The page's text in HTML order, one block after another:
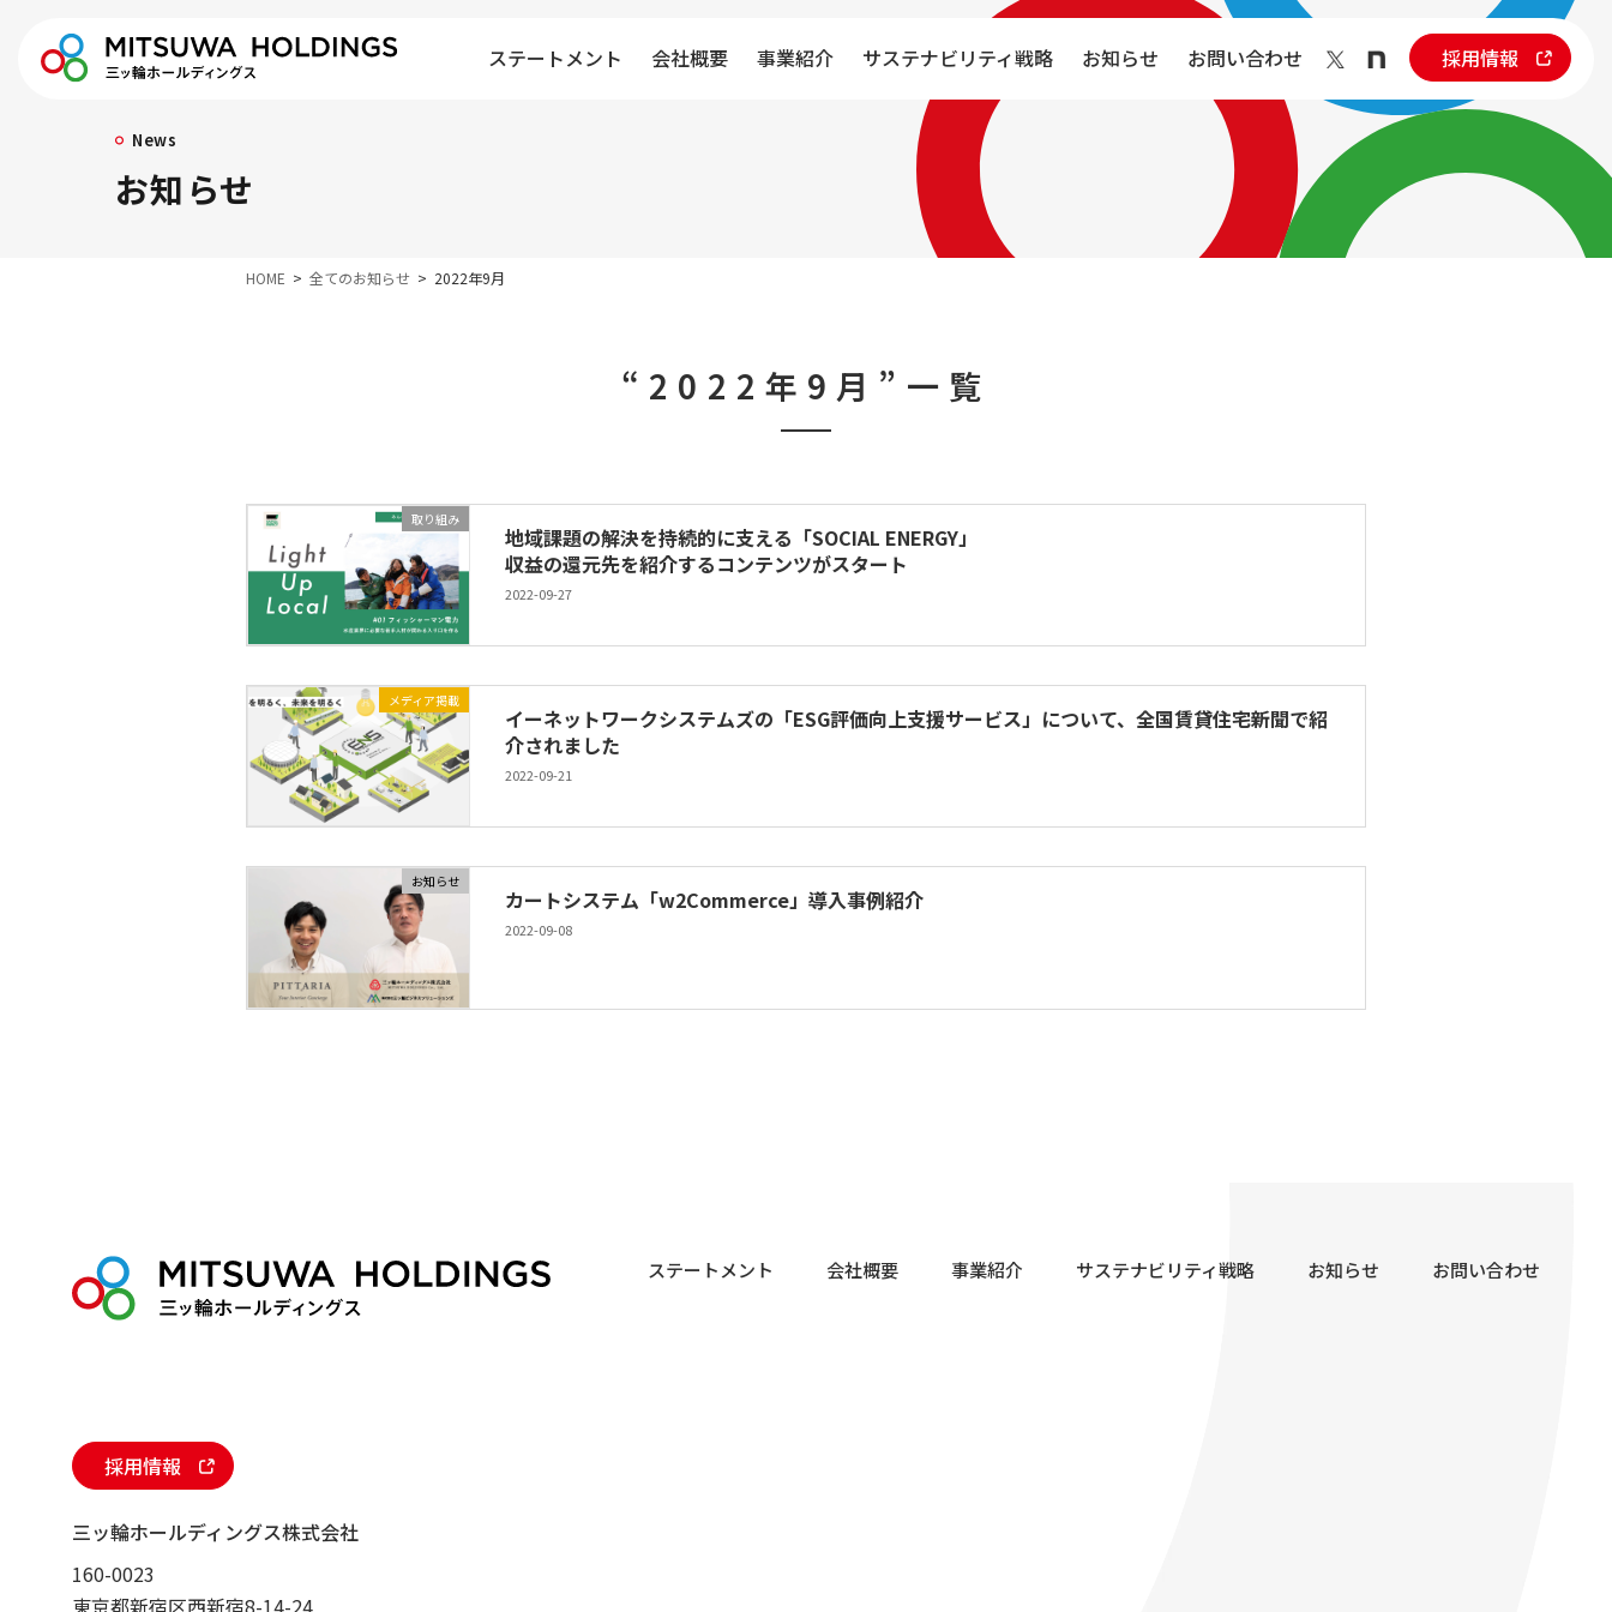
ステートメント 会社概要 事業紹介 サステナビリティ戦略 お知らせ お問い合わせ 採用情報
News
お知らせ
HOME 全てのお知らせ 2022年9月
“2022年9月”一覧
取り組み
地域課題の解決を持続的に支える「SOCIAL ENERGY」
収益の還元先を紹介するコンテンツがスタート
2022-09-27
メディア掲載
イーネットワークシステムズの「ESG評価向上支援サービス」について、全国賃貸住宅新聞で紹
介されました
2022-09-21
お知らせ
カートシステム「w2Commerce」導入事例紹介
2022-09-08
ステートメント 会社概要 事業紹介 サステナビリティ戦略 お知らせ お問い合わせ
採用情報
三ッ輪ホールディングス株式会社
160-0023
東京都新宿区西新宿8-14-24